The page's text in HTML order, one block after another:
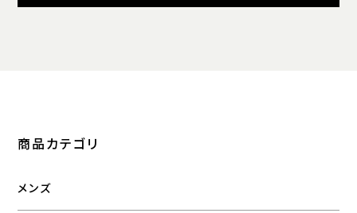
商品カテゴリ
メンズ